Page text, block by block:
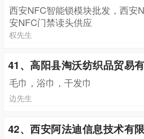
西安NFC智能锁模块批发，西安
安NFC门禁读头供应
权先生
41、高阳县淘沃纺织品贸易
毛巾，浴巾，干发巾
边先生
42、西安阿法迪信息技术有